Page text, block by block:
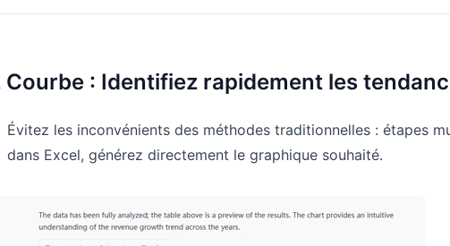
Courbe : Identifiez rapidement les
Évitez les inconvénients des méthodes traditionnelles : étapes
dans Excel, générez directement le graphique souhaité.